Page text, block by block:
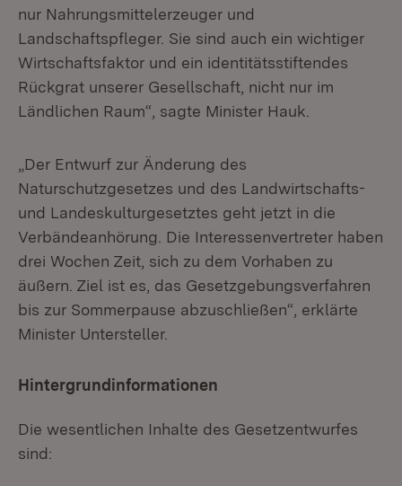
nur Nahrungsmittelerzeuger und
Landschaftspfleger. Sie sind auch ein wichtiger
Wirtschaftsfaktor und ein identitätsstiftendes
Rückgrat unserer Gesellschaft, nicht nur im
Ländlichen Raum“, sagte Minister Hauk.
„Der Entwurf zur Änderung des
Naturschutzgesetzes und des Landwirtschafts-
und Landeskulturgesetztes geht jetzt in die
Verbändeanhörung. Die Interessenvertreter haben
drei Wochen Zeit, sich zu dem Vorhaben zu
äußern. Ziel ist es, das Gesetzgebungsverfahren
bis zur Sommerpause abzuschließen“, erklärte
Minister Untersteller.
Hintergrundinformationen
Die wesentlichen Inhalte des Gesetzentwurfes
sind: